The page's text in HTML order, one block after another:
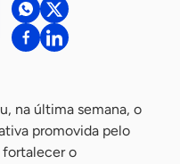
na última semana, o
promovida pelo
fortalecer o